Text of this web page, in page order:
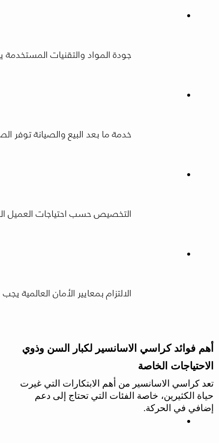
جودة المواد والتقنيات
خدمة ما بعد البيع والصيانة توفر
التخصيص حسب احتياجات العميل
الالتزام بمعايير الأمان
أهم فوائد كراسي الاسانسير لكبار السن وذوي
الاحتياجات الخاصة
تعد كراسي الاسانسير من أهم الابتكارات التي غيرت
حياة الكثيرين، خاصة الفئات التي تحتاج إلى دعم
إضافي في الحركة.